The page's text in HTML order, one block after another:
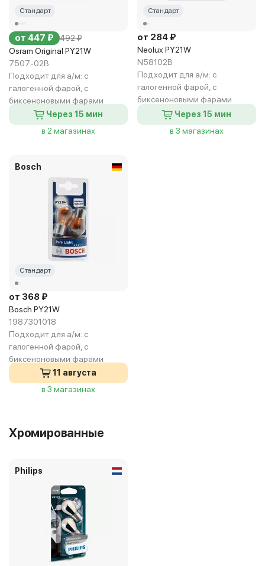
Стандарт
от 447 ₽ 492 ₽
Osram Original PY21W
7507-02B
Подходит для а/м: с
галогенной фарой, с
биксеноновыми фарами
Через 15 мин
в 2 магазинах
Стандарт
от 284 ₽
Neolux PY21W
N58102B
Подходит для а/м: с
галогенной фарой, с
биксеноновыми фарами
Через 15 мин
в 3 магазинах
Bosch
Стандарт
от 368 ₽
Bosch PY21W
1987301018
Подходит для а/м: с
галогенной фарой, с
биксеноновыми фарами
11 августа
в 3 магазинах
Хромированные
Philips